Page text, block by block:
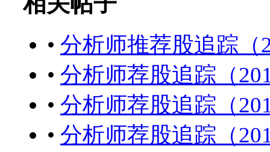
• 分析师推荐股追踪（
• 分析师荐股追踪（
• 分析师荐股追踪（
• 分析师荐股追踪（